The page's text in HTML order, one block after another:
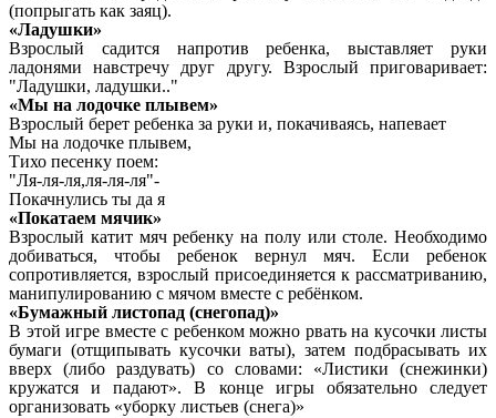
(попрыгать как заяц).
«Ладушки»
Взрослый садится напротив ребенка, выставляет руки
ладонями навстречу друг другу. Взрослый приговаривает:
"Ладушки, ладушки.."
«Мы на лодочке плывем»
Взрослый берет ребенка за руки и, покачиваясь, напевает
Мы на лодочке плывем,
Тихо песенку поем:
"Ля-ля-ля,ля-ля-ля"-
Покачнулись ты да я
«Покатаем мячик»
Взрослый катит мяч ребенку на полу или столе. Необходимо
добиваться, чтобы ребенок вернул мяч. Если ребенок
сопротивляется, взрослый присоединяется к рассматриванию,
манипулированию с мячом вместе с ребёнком.
«Бумажный листопад (снегопад)»
В этой игре вместе с ребенком можно рвать на кусочки листы
бумаги (отщипывать кусочки ваты), затем подбрасывать их
вверх (либо раздувать) со словами: «Листики (снежинки)
кружатся и падают». В конце игры обязательно следует
организовать «уборку листьев (снега)»